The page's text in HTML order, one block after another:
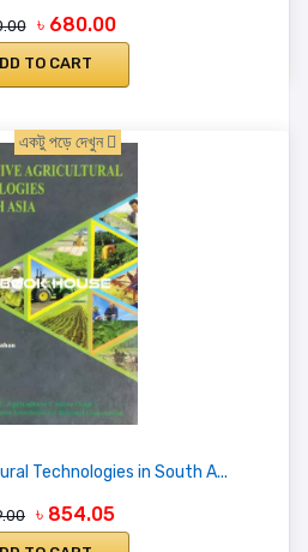
৳ 680.00
TO CART
একটু পড়ে দেখুন
Technologies in South A...
৳ 854.05